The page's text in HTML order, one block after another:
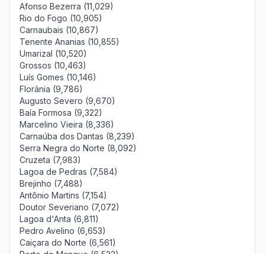
Afonso Bezerra (11,029)
Rio do Fogo (10,905)
Carnaubais (10,867)
Tenente Ananias (10,855)
Umarizal (10,520)
Grossos (10,463)
Luís Gomes (10,146)
Florânia (9,786)
Augusto Severo (9,670)
Baía Formosa (9,322)
Marcelino Vieira (8,336)
Carnaúba dos Dantas (8,239)
Serra Negra do Norte (8,092)
Cruzeta (7,983)
Lagoa de Pedras (7,584)
Brejinho (7,488)
Antônio Martins (7,154)
Doutor Severiano (7,072)
Lagoa d'Anta (6,811)
Pedro Avelino (6,653)
Caiçara do Norte (6,561)